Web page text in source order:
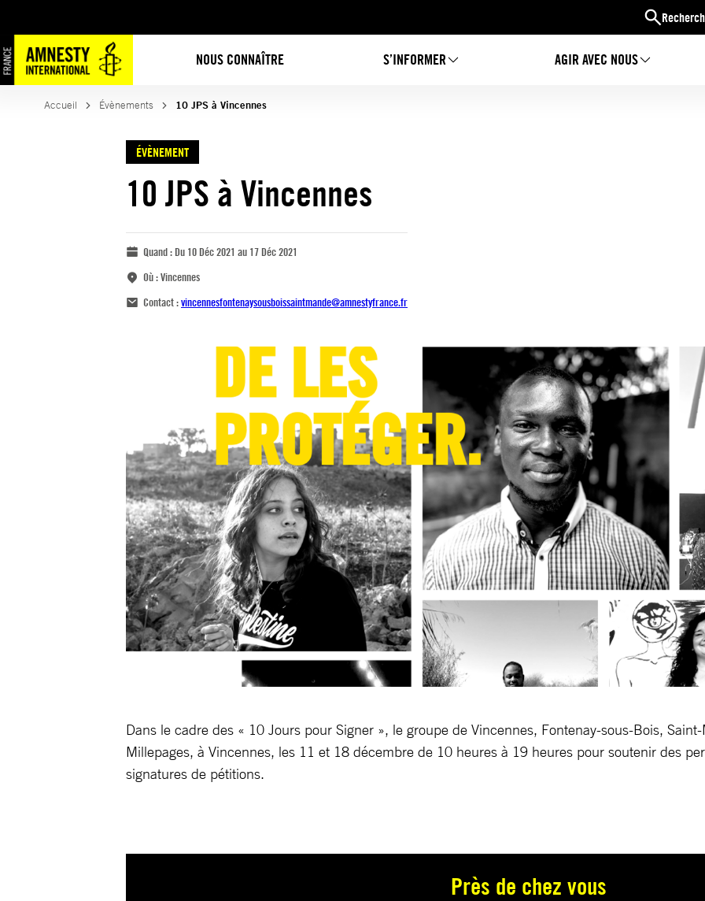
NOUS CONNAÎTRE S’INFORMER AGIR AVEC NOUS
Accueil Évènements 10 JPS à Vincennes
ÉVÈNEMENT
10 JPS à Vincennes
Quand :Du 10 Déc 2021 au 17 Déc 2021
Où :Vincennes
Contact :vincennesfontenaysousboissaintmande@amnestyfrance.fr
Dans le cadre des « 10 Jours pour Signer », le groupe de Vincennes, Fontenay-sous-Bois,
Millepages, à Vincennes, les 11 et 18 décembre de 10 heures à 19 heures pour soutenir des
signatures de pétitions.
Près de chez vous